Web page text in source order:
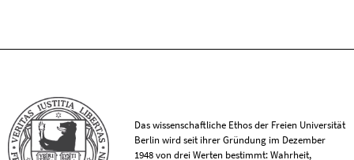
Das wissenschaftliche Ethos der Freien Universität
Berlin wird seit ihrer Gründung im Dezember
1948 von drei Werten bestimmt: Wahrheit,